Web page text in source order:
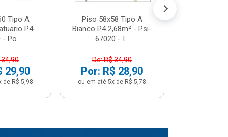
Tipo A
P4
- Po...
34,90
29,90
de R$ 5,98
Piso 58x58 Tipo A
Bianco P4 2,68m² - Psi-
67020 - I...
De: R$ 34,90
Por: R$ 28,90
ou em até 5x de R$ 5,78